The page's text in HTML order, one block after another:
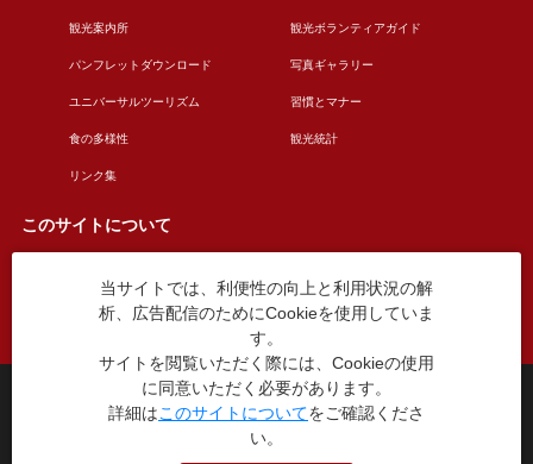
観光案内所 観光ボランティアガイド
パンフレットダウンロード 写真ギャラリー
ユニバーサルツーリズム 習慣とマナー
食の多様性 観光統計
リンク集
このサイトについて
このサイトについて 広告掲載について
お問い合わせ
台東区役所観光課
〒110-8615 東京都台東区東上野4丁目5番6号
TEL：03-5246-1151
当サイトでは、利便性の向上と利用状況の解
析、広告配信のためにCookieを使用していま
す。
サイトを閲覧いただく際には、Cookieの使用
に同意いただく必要があります。
詳細はこのサイトについてをご確認くださ
い。